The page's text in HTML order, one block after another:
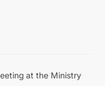
at the Ministry